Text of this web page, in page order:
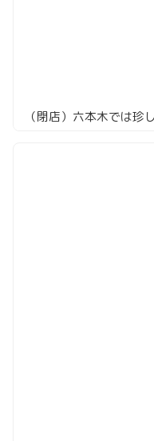
（閉店）六本木では珍